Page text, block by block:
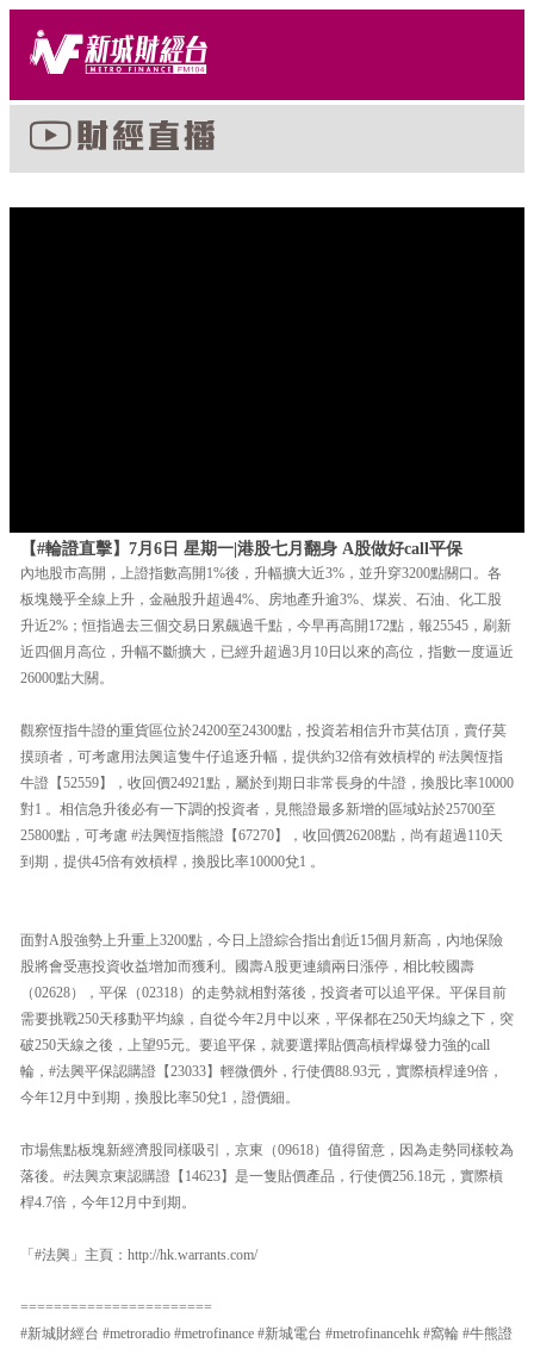
【#輪證直擊】7月6日 星期一|港股七月翻身 A股做好call平保
內地股市高開，上證指數高開1%後，升幅擴大近3%，並升穿3200點關口。各
板塊幾乎全線上升，金融股升超過4%、房地產升逾3%、煤炭、石油、化工股
升近2%；恒指過去三個交易日累飆過千點，今早再高開172點，報25545，刷新
近四個月高位，升幅不斷擴大，已經升超過3月10日以來的高位，指數一度逼近
26000點大關。
觀察恆指牛證的重貨區位於24200至24300點，投資若相信升市莫估頂，賣仔莫
摸頭者，可考慮用法興這隻牛仔追逐升幅，提供約32倍有效槓桿的 #法興恆指
牛證【52559】，收回價24921點，屬於到期日非常長身的牛證，換股比率10000
對1 。相信急升後必有一下調的投資者，見熊證最多新增的區域站於25700至
25800點，可考慮 #法興恆指熊證【67270】，收回價26208點，尚有超過110天
到期，提供45倍有效槓桿，換股比率10000兌1 。
面對A股強勢上升重上3200點，今日上證綜合指出創近15個月新高，內地保險
股將會受惠投資收益增加而獲利。國壽A股更連續兩日漲停，相比較國壽
（02628），平保（02318）的走勢就相對落後，投資者可以追平保。平保目前
需要挑戰250天移動平均線，自從今年2月中以來，平保都在250天均線之下，突
破250天線之後，上望95元。要追平保，就要選擇貼價高槓桿爆發力強的call
輪，#法興平保認購證【23033】輕微價外，行使價88.93元，實際槓桿達9倍，
今年12月中到期，換股比率50兌1，證價細。
市場焦點板塊新經濟股同樣吸引，京東（09618）值得留意，因為走勢同樣較為
落後。#法興京東認購證【14623】是一隻貼價產品，行使價256.18元，實際槓
桿4.7倍，今年12月中到期。
「#法興」主頁：http://hk.warrants.com/
=======================
#新城財經台 #metroradio #metrofinance #新城電台 #metrofinancehk #窩輪 #牛熊證